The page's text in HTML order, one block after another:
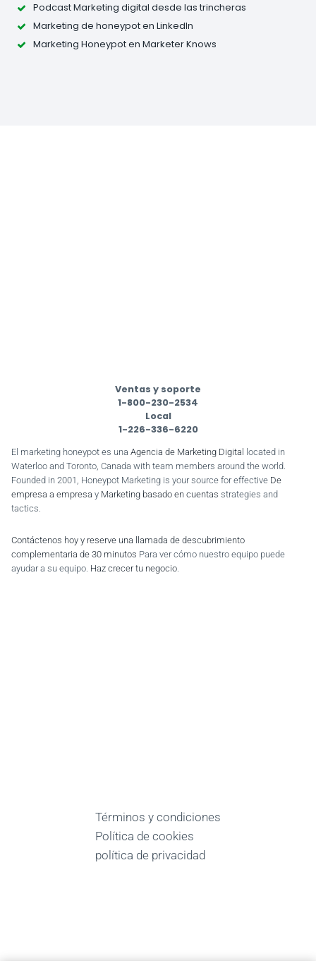
Podcast Marketing digital desde las trincheras
Marketing de honeypot en LinkedIn
Marketing Honeypot en Marketer Knows
Ventas y soporte
1-800-230-2534
Local
1-226-336-6220
El marketing honeypot es una Agencia de Marketing Digital located in
Waterloo and Toronto, Canada with team members around the world.
Founded in 2001, Honeypot Marketing is your source for effective De
empresa a empresa y Marketing basado en cuentas strategies and
tactics.
Contáctenos hoy y reserve una llamada de descubrimiento
complementaria de 30 minutos Para ver cómo nuestro equipo puede
ayudar a su equipo. Haz crecer tu negocio.
Términos y condiciones
Política de cookies
política de privacidad